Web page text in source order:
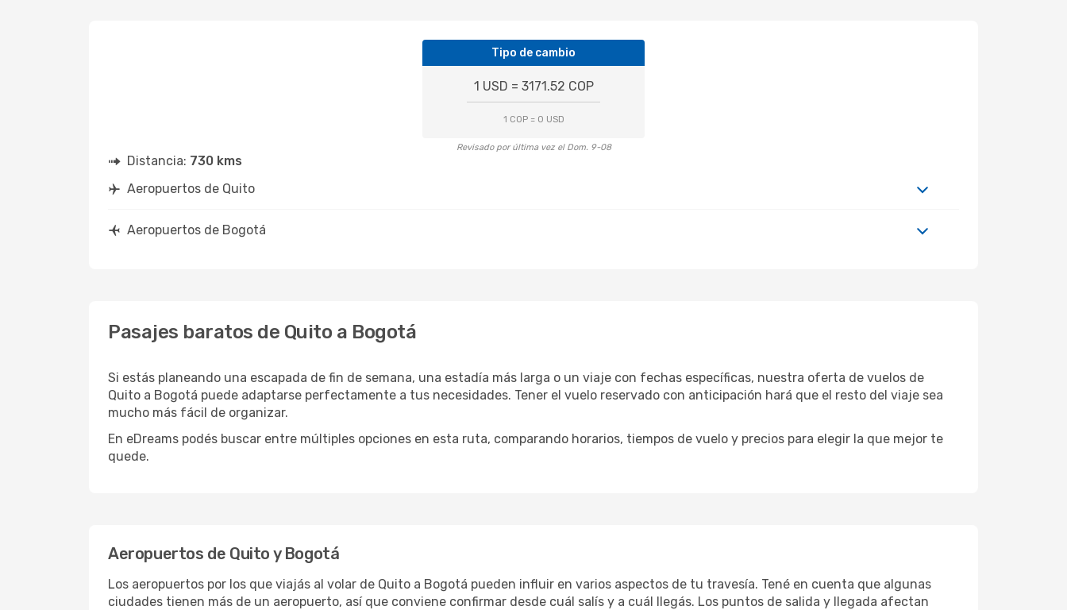
Tipo de cambio
1 USD = 3171.52 COP
1 COP = 0 USD
Revisado por última vez el Dom. 9-08
Distancia: 730 kms
Aeropuertos de Quito
Aeropuertos de Bogotá
Pasajes baratos de Quito a Bogotá
Si estás planeando una escapada de fin de semana, una estadía más larga o un viaje con fechas específicas, nuestra oferta de vuelos de
Quito a Bogotá puede adaptarse perfectamente a tus necesidades. Tener el vuelo reservado con anticipación hará que el resto del viaje sea
mucho más fácil de organizar.
En eDreams podés buscar entre múltiples opciones en esta ruta, comparando horarios, tiempos de vuelo y precios para elegir la que mejor te
quede.
Aeropuertos de Quito y Bogotá
Los aeropuertos por los que viajás al volar de Quito a Bogotá pueden influir en varios aspectos de tu travesía. Tené en cuenta que algunas
ciudades tienen más de un aeropuerto, así que conviene confirmar desde cuál salís y a cuál llegás. Los puntos de salida y llegada afectan